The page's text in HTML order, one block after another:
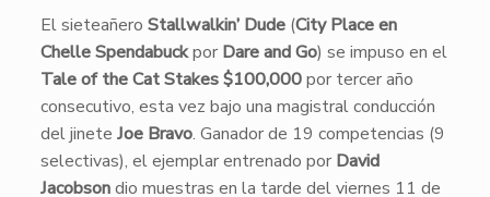
​El sieteañero Stallwalkin’ Dude(City Place en
Chelle Spendabuckpor Dare and Go) se impuso en el
Tale of the Cat Stakes $100,000por tercer año
consecutivo, esta vez bajo una magistral conducción
del jinete Joe Bravo. Ganador de 19 competencias (9
selectivas), el ejemplar entrenado por David
Jacobsondio muestras en la tarde del viernes 11 de